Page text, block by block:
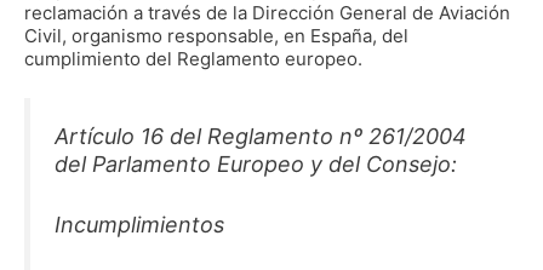
reclamación a través de la Dirección General de Aviación
Civil, organismo responsable, en España, del
cumplimiento del Reglamento europeo.
Artículo 16 del Reglamento nº 261/2004
del Parlamento Europeo y del Consejo:
Incumplimientos